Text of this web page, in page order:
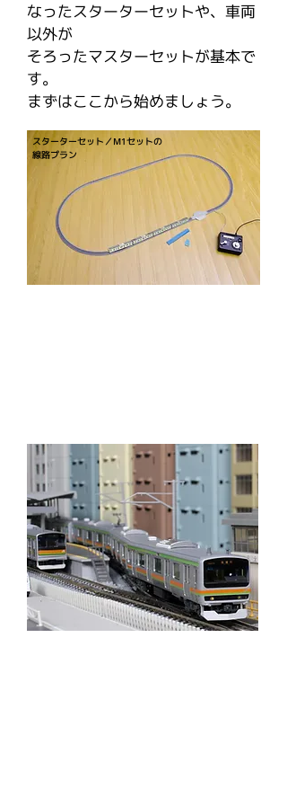
なったスターターセットや、車両
以外が
そろったマスターセットが基本で
す。
​まずはここから始めましょう。
スターターセット／M1セットの
線路プラン